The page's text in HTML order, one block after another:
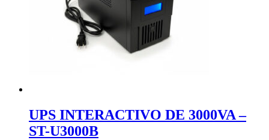
UPS INTERACTIVO DE 3000VA –
ST-U3000B